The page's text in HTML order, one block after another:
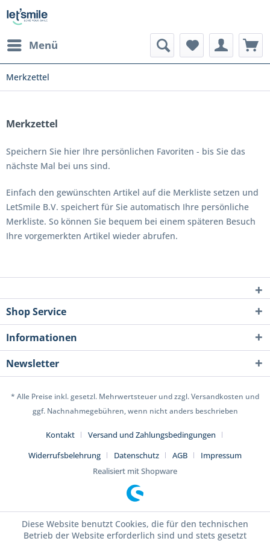
Menü
Merkzettel
Merkzettel
Speichern Sie hier Ihre persönlichen Favoriten - bis Sie das
nächste Mal bei uns sind.
Einfach den gewünschten Artikel auf die Merkliste setzen und
LetSmile B.V. speichert für Sie automatisch Ihre persönliche
Merkliste. So können Sie bequem bei einem späteren Besuch
Ihre vorgemerkten Artikel wieder abrufen.
Shop Service
Informationen
Newsletter
* Alle Preise inkl. gesetzl. Mehrwertsteuer und zzgl. Versandkosten und
ggf. Nachnahmegebühren, wenn nicht anders beschrieben
Kontakt
Versand und Zahlungsbedingungen
Widerrufsbelehrung
Datenschutz AGB
Impressum
Realisiert mit Shopware
Diese Website benutzt Cookies, die für den technischen
Betrieb der Website erforderlich sind und stets gesetzt